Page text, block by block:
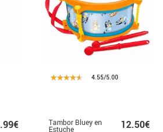
4.55/5.00
Tambor Bluey en
Estuche 12.50€